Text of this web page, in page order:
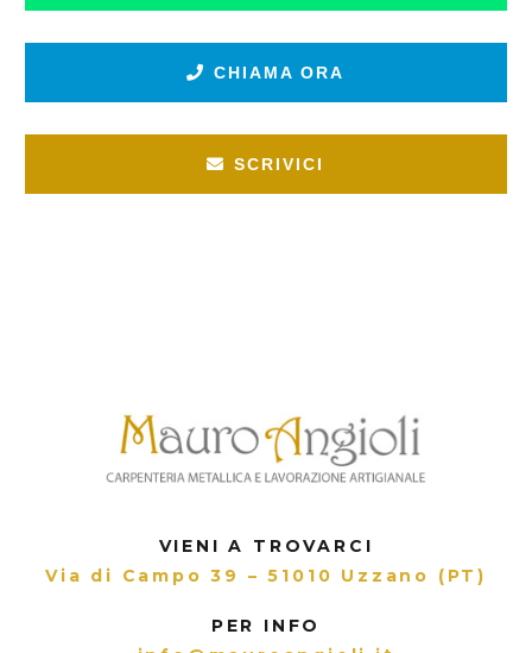
CHIAMA ORA
SCRIVICI
VIENI A TROVARCI
Via di Campo 39 – 51010 Uzzano (PT)
PER INFO